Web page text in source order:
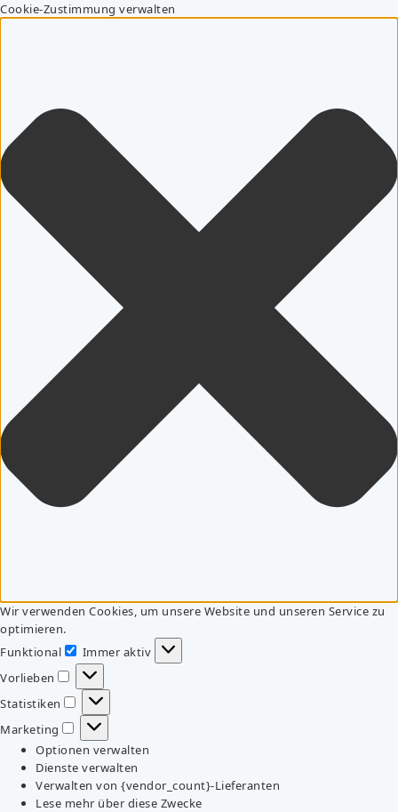
Cookie-Zustimmung verwalten
Wir verwenden Cookies, um unsere Website und unseren Service zu
optimieren.
Funktional
Funktional
Immer aktiv
Vorlieben
Vorlieben
Statistiken
Statistiken
Marketing
Marketing
Optionen verwalten
Dienste verwalten
Verwalten von {vendor_count}-Lieferanten
Lese mehr über diese Zwecke